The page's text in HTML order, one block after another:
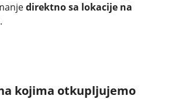
direktno sa lokacije na
.
kojima otkupljujemo